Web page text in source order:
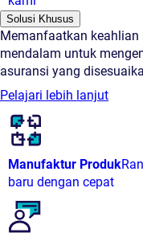
Solusi Khusus
Memanfaatkan
mendalam untuk
asuransi yang
Pelajari lebih lanjut
Manufaktur Produk
baru dengan cepat